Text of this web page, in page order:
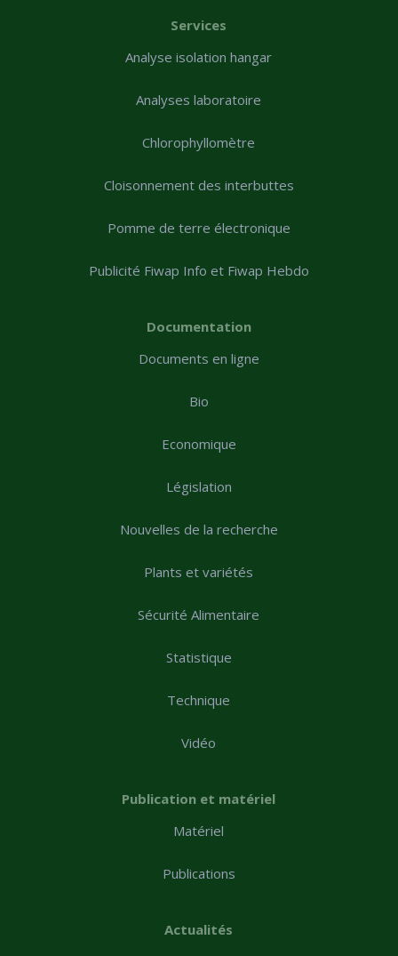
Services
Analyse isolation hangar
Analyses laboratoire
Chlorophyllomètre
Cloisonnement des interbuttes
Pomme de terre électronique
Publicité Fiwap Info et Fiwap Hebdo
Documentation
Documents en ligne
Bio
Economique
Législation
Nouvelles de la recherche
Plants et variétés
Sécurité Alimentaire
Statistique
Technique
Vidéo
Publication et matériel
Matériel
Publications
Actualités